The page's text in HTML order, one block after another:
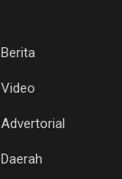
Berita
Video
Advertorial
Daerah